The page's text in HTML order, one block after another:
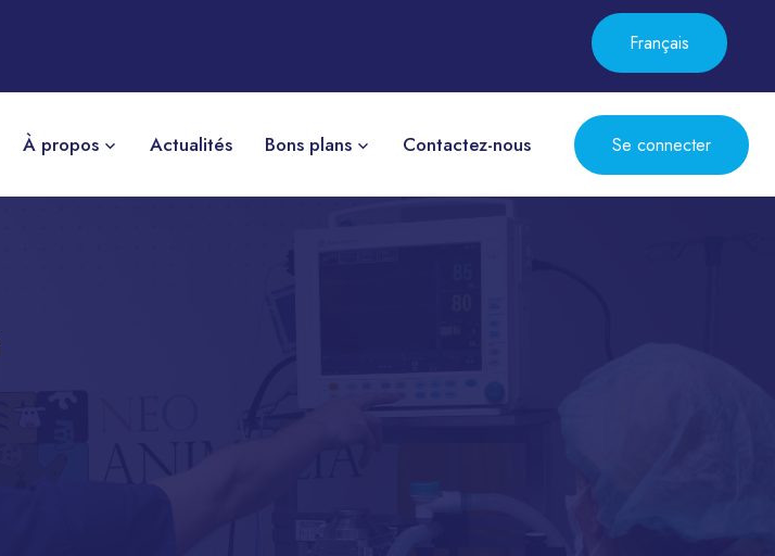
Français
À propos Actualités Bons plans Contactez-nous Se connecter